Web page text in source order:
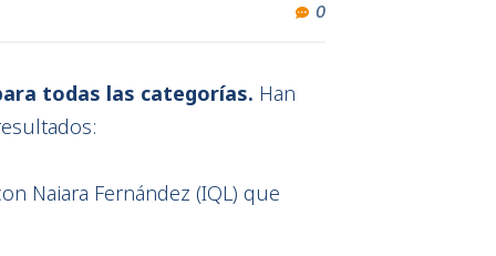
0
todas las categorías. Han
Naiara Fernández (IQL) que